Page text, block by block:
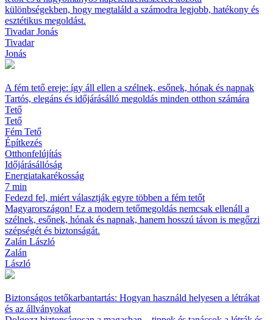
különbségekben, hogy megtaláld a számodra legjobb, hatékony és
esztétikus megoldást.
Tivadar Jonás
Tivadar
Jonás
A fém tető ereje: így áll ellen a szélnek, esőnek, hónak és napnak
Tartós, elegáns és időjárásálló megoldás minden otthon számára
Tető
Tető
Fém Tető
Építkezés
Otthonfelújítás
Időjárásállóság
Energiatakarékosság
7 min
Fedezd fel, miért választják egyre többen a fém tetőt
Magyarországon! Ez a modern tetőmegoldás nemcsak ellenáll a
szélnek, esőnek, hónak és napnak, hanem hosszú távon is megőrzi
szépségét és biztonságát.
Zalán László
Zalán
László
Biztonságos tetőkarbantartás: Hogyan használd helyesen a létrákat
és az állványokat